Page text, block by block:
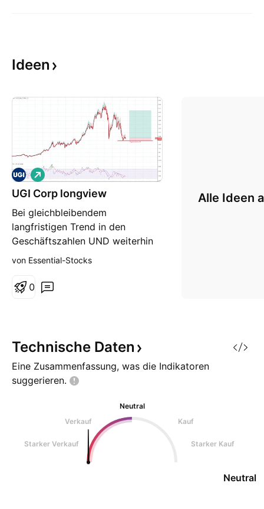
Ideen
UGI Corp longview
Bei gleichbleibendem
langfristigen Trend in den
Geschäftszahlen UND weiterhin
aufrecht bleibender Korrelation
Geschäftszahlen bietet sich hier
L
o
n
von Essential-Stocks
0
Alle Ideen
Technische Daten
Eine Zusammenfassung, was die Indikatoren
suggerieren.
Neutral
Verkauf
Kauf
Starker Verkauf Starker Kauf
Neutral